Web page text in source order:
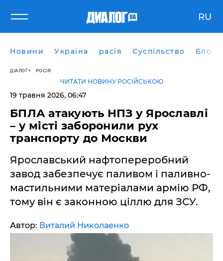
RU
Новини Україна расія Суспільство Блоги
ДІАЛОГ РОСІЯ
ЧИТАТИ НОВИНУ РОСІЙСЬКОЮ
19 травня 2026, 06:47
БПЛА атакують НПЗ у Ярославлі
– у місті заборонили рух
транспорту до Москви
Ярославський нафтопереробний
завод забезпечує паливом і паливно-
мастильними матеріалами армію РФ,
тому він є законною ціллю для ЗСУ.
Автор: Виталий Николаенко